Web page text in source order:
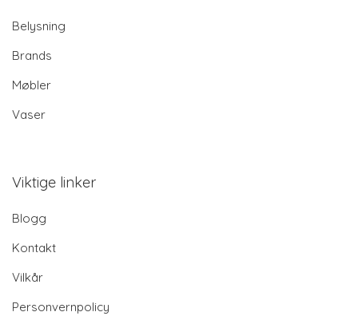
Belysning
Brands
Møbler
Vaser
Viktige linker
Blogg
Kontakt
Vilkår
Personvernpolicy